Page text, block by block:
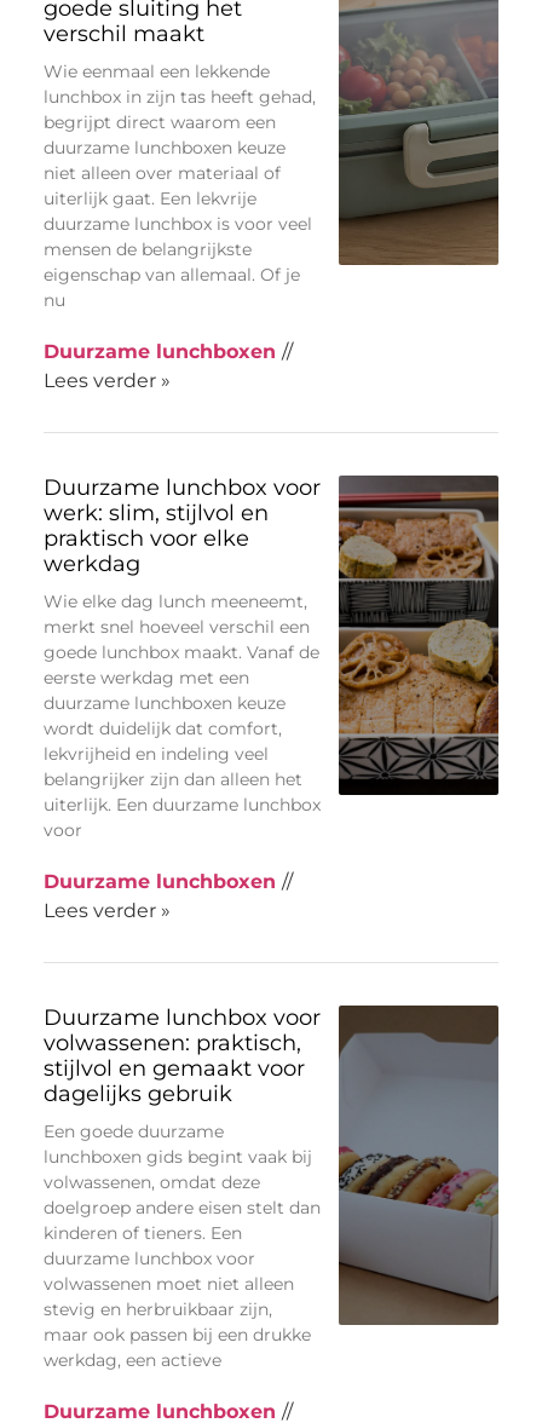
goede sluiting het
verschil maakt
Wie eenmaal een lekkende
lunchbox in zijn tas heeft gehad,
begrijpt direct waarom een
duurzame lunchboxen keuze
niet alleen over materiaal of
uiterlijk gaat. Een lekvrije
duurzame lunchbox is voor veel
mensen de belangrijkste
eigenschap van allemaal. Of je
nu
Duurzame lunchboxen //
Lees verder »
Duurzame lunchbox voor
werk: slim, stijlvol en
praktisch voor elke
werkdag
Wie elke dag lunch meeneemt,
merkt snel hoeveel verschil een
goede lunchbox maakt. Vanaf de
eerste werkdag met een
duurzame lunchboxen keuze
wordt duidelijk dat comfort,
lekvrijheid en indeling veel
belangrijker zijn dan alleen het
uiterlijk. Een duurzame lunchbox
voor
Duurzame lunchboxen //
Lees verder »
Duurzame lunchbox voor
volwassenen: praktisch,
stijlvol en gemaakt voor
dagelijks gebruik
Een goede duurzame
lunchboxen gids begint vaak bij
volwassenen, omdat deze
doelgroep andere eisen stelt dan
kinderen of tieners. Een
duurzame lunchbox voor
volwassenen moet niet alleen
stevig en herbruikbaar zijn,
maar ook passen bij een drukke
werkdag, een actieve
Duurzame lunchboxen //